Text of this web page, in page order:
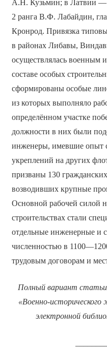
А.Н. Кузьмин; в Латвии —
2 ранга В.Ф. Лабайдин,
Кронрод. Привязка
в районах Либавы,
осуществлялась военным
составе особых
сформированы особые
из которых выполняло
определённом участке
должности в них были
инженеры, имевшие опыт
укреплений на других
призваны 130
возводивших крупные
Основной рабочей силой
строительствах стали
отдельные инженерные и
численностью в
трудовым договорам и
Полный вариант
«Военно-
электронной